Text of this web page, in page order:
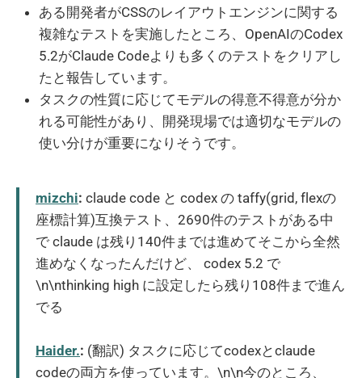
ある開発者がCSSのレイアウトエンジンに関する
複雑なテストを実施したところ、OpenAIのCodex
5.2がClaude Codeよりも多くのテストをクリアし
たと報告しています。
タスクの性質に応じてモデルの得意不得意が分か
れる可能性があり、開発現場では適切なモデルの
使い分けが重要になりそうです。
mizchi: claude code と codex の taffy(grid, flexの
座標計算)互換テスト、2690件のテストがある中
で claude は残り140件までは進めてそこから全然
進めなくなったんだけど、 codex 5.2 で
\n\nthinking high に設定したら残り108件まで進ん
でる
Haider.: (翻訳) タスクに応じてcodexとclaude
codeの両方を使っています。\n\n今のところ、